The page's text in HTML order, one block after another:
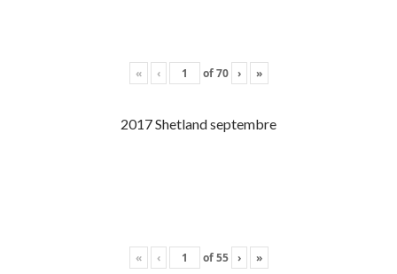
« ‹ of70 › »
2017 Shetland septembre
« ‹ of55 › »